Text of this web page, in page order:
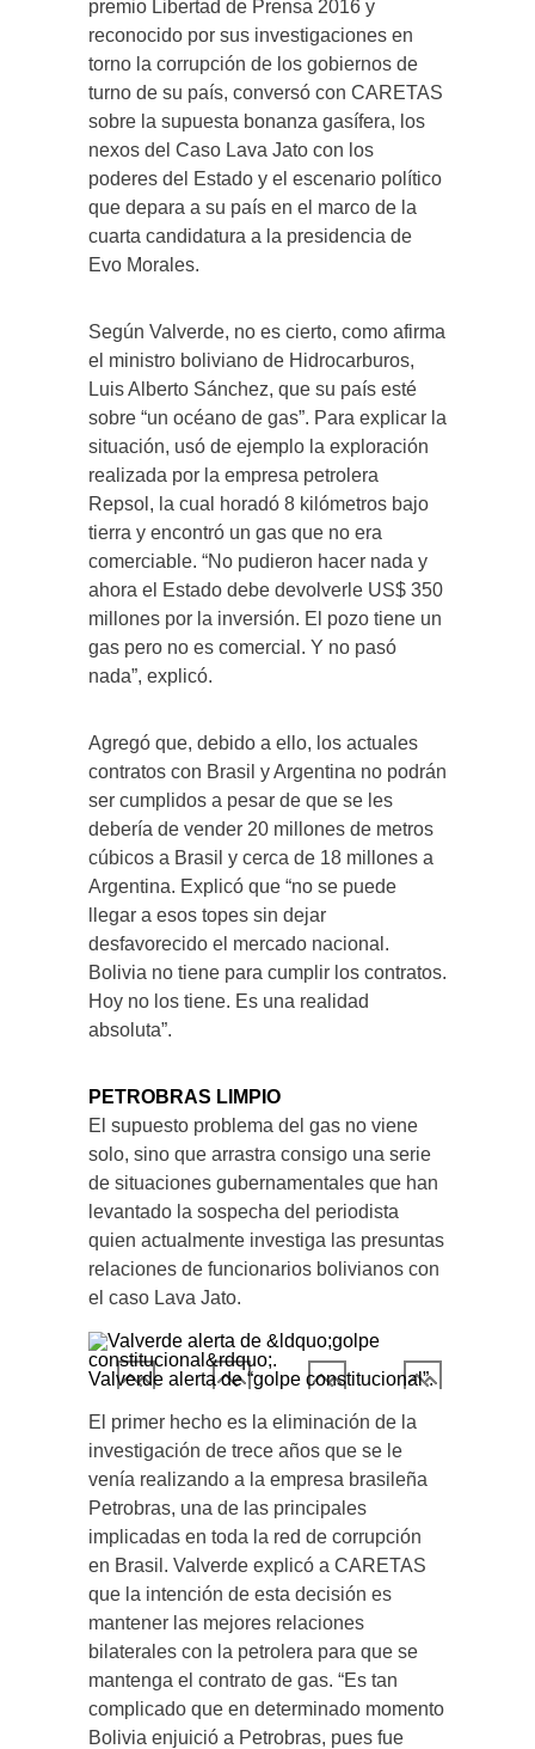
premio Libertad de Prensa 2016 y
reconocido por sus investigaciones en
torno la corrupción de los gobiernos de
turno de su país, conversó con CARETAS
sobre la supuesta bonanza gasífera, los
nexos del Caso Lava Jato con los
poderes del Estado y el escenario político
que depara a su país en el marco de la
cuarta candidatura a la presidencia de
Evo Morales.
Según Valverde, no es cierto, como afirma
el ministro boliviano de Hidrocarburos,
Luis Alberto Sánchez, que su país esté
sobre “un océano de gas”. Para explicar la
situación, usó de ejemplo la exploración
realizada por la empresa petrolera
Repsol, la cual horadó 8 kilómetros bajo
tierra y encontró un gas que no era
comerciable. “No pudieron hacer nada y
ahora el Estado debe devolverle US$ 350
millones por la inversión. El pozo tiene un
gas pero no es comercial. Y no pasó
nada”, explicó.
Agregó que, debido a ello, los actuales
contratos con Brasil y Argentina no podrán
ser cumplidos a pesar de que se les
debería de vender 20 millones de metros
cúbicos a Brasil y cerca de 18 millones a
Argentina. Explicó que “no se puede
llegar a esos topes sin dejar
desfavorecido el mercado nacional.
Bolivia no tiene para cumplir los contratos.
Hoy no los tiene. Es una realidad
absoluta”.
PETROBRAS LIMPIO
El supuesto problema del gas no viene
solo, sino que arrastra consigo una serie
de situaciones gubernamentales que han
levantado la sospecha del periodista
quien actualmente investiga las presuntas
relaciones de funcionarios bolivianos con
el caso Lava Jato.
Valverde alerta de “golpe constitucional”.
El primer hecho es la eliminación de la
investigación de trece años que se le
venía realizando a la empresa brasileña
Petrobras, una de las principales
implicadas en toda la red de corrupción
en Brasil. Valverde explicó a CARETAS
que la intención de esta decisión es
mantener las mejores relaciones
bilaterales con la petrolera para que se
mantenga el contrato de gas. “Es tan
complicado que en determinado momento
Bolivia enjuició a Petrobras, pues fue